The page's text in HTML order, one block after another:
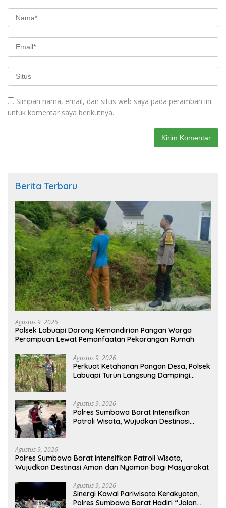
Simpan nama, email, dan situs web saya pada peramban ini
untuk komentar saya berikutnya.
Berita Terbaru
Agustus 9, 2026
Polsek Labuapi Dorong Kemandirian Pangan Warga
Perampuan Lewat Pemanfaatan Pekarangan Rumah
Agustus 9, 2026
Perkuat Ketahanan Pangan Desa, Polsek
Labuapi Turun Langsung Dampingi
Agustus 9, 2026
Polres Sumbawa Barat Intensifkan
Patroli Wisata, Wujudkan Destinasi
Agustus 9, 2026
Polres Sumbawa Barat Intensifkan Patroli Wisata,
Wujudkan Destinasi Aman dan Nyaman bagi Masyarakat
Agustus 9, 2026
Sinergi Kawal Pariwisata Kerakyatan,
Polres Sumbawa Barat Hadiri “Jalan